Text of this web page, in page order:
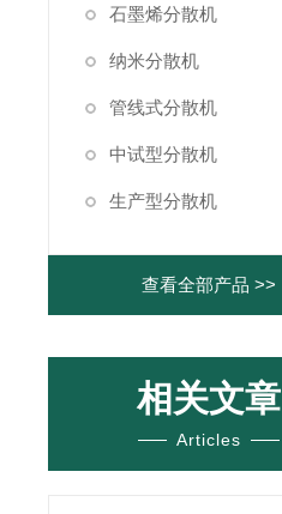
石墨烯分散机
纳米分散机
管线式分散机
中试型分散机
生产型分散机
查看全部产品 >>
相关文章
Articles